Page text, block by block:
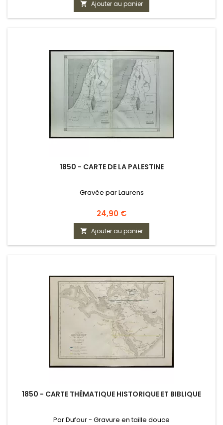
 Ajouter au panier
1850 - CARTE DE LA PALESTINE
Gravée par Laurens
Prix
24,90 €
 Ajouter au panier
1850 - CARTE THÉMATIQUE HISTORIQUE ET BIBLIQUE
Par Dufour - Gravure en taille douce